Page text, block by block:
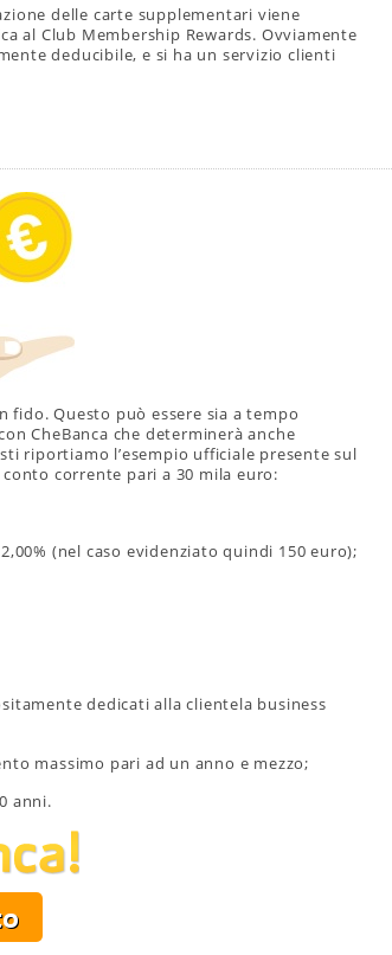
delle carte supplementari viene
al Club Membership Rewards. Ovviamente
deducibile, e si ha un servizio clienti
fido. Questo può essere sia a tempo
CheBanca che determinerà anche
riportiamo l’esempio ufficiale presente sul
corrente pari a 30 mila euro:
(nel caso evidenziato quindi 150 euro);
dedicati alla clientela business
massimo pari ad un anno e mezzo;
anni.